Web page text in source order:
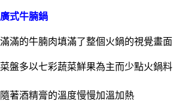
廣式牛腩鍋
滿滿的牛腩肉填滿了整個火鍋的視覺畫面
菜盤多以七彩蔬菜鮮果為主而少點火鍋料
隨著酒精膏的溫度慢慢加溫加熱